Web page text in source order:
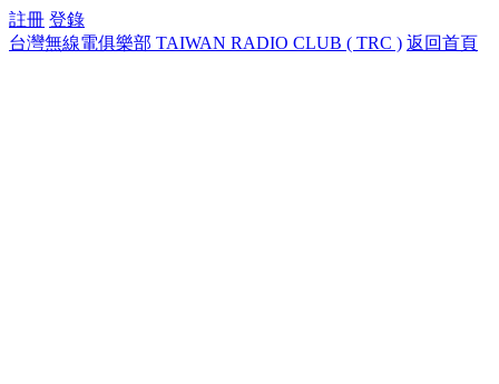
註冊 登錄
台灣無線電俱樂部 TAIWAN RADIO CLUB ( TRC ) 返回首頁